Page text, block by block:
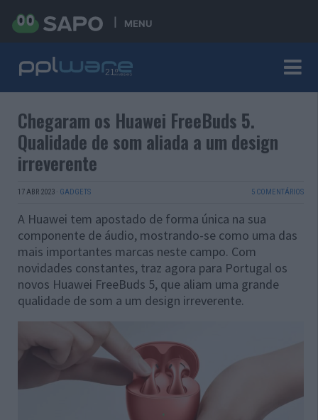
MENU
Chegaram os Huawei FreeBuds 5.
Qualidade de som aliada a um design
irreverente
17 ABR 2023 · GADGETS 5 COMENTÁRIOS
A Huawei tem apostado de forma única na sua
componente de áudio, mostrando-se como uma das
mais importantes marcas neste campo. Com
novidades constantes, traz agora para Portugal os
novos Huawei FreeBuds 5, que aliam uma grande
qualidade de som a um design irreverente.